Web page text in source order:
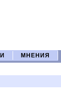
МНЕНИЯ